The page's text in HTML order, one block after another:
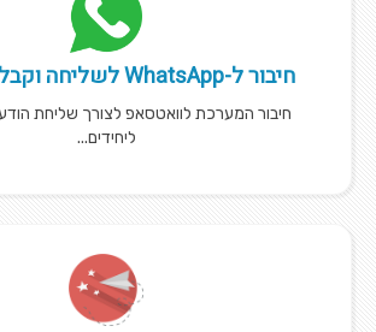
חיבור ל-WhatsApp לשליחה וקבלת הודעות
חיבור המערכת לוואטסאפ לצורך שליחת
ליחידים...